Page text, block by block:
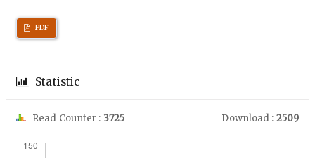
PDF
Statistic
Read Counter : 3725 Download : 2509